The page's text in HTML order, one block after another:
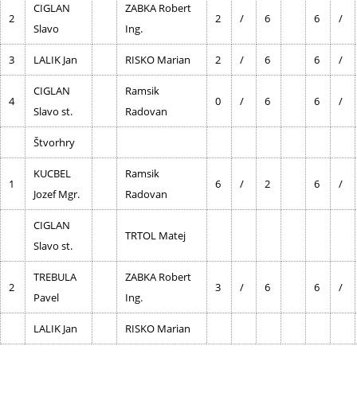
2
CIGLAN
Slavo
ZABKA Robert
Ing.
2 / 6 6 /
3 LALIK Jan RISKO Marian 2 / 6 6 /
4
CIGLAN
Slavo st.
Ramsik
Radovan
0 / 6 6 /
Štvorhry
1
KUCBEL
Jozef Mgr.
Ramsik
Radovan
6 / 2 6 /
CIGLAN
Slavo st.
TRTOL Matej
2
TREBULA
Pavel
ZABKA Robert
Ing.
3 / 6 6 /
LALIK Jan RISKO Marian